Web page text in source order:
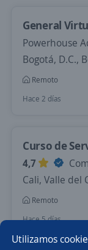
Utilizamos
General
Powerhouse
Bogotá, D.C.,
Remoto
Hace 2 días
Curso de
4,7
Cali, Valle del
Remoto
Hace 5 días